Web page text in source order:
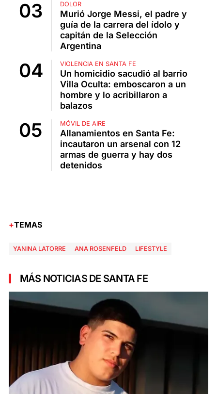
DOLOR
Murió Jorge Messi, el padre y
guía de la carrera del ídolo y
capitán de la Selección
Argentina
VIOLENCIA EN SANTA FE
Un homicidio sacudió al barrio
Villa Oculta: emboscaron a un
hombre y lo acribillaron a
balazos
MÓVIL DE AIRE
Allanamientos en Santa Fe:
incautaron un arsenal con 12
armas de guerra y hay dos
detenidos
TEMAS
YANINA LATORRE ANA ROSENFELD LIFESTYLE
MÁS NOTICIAS DE SANTA FE